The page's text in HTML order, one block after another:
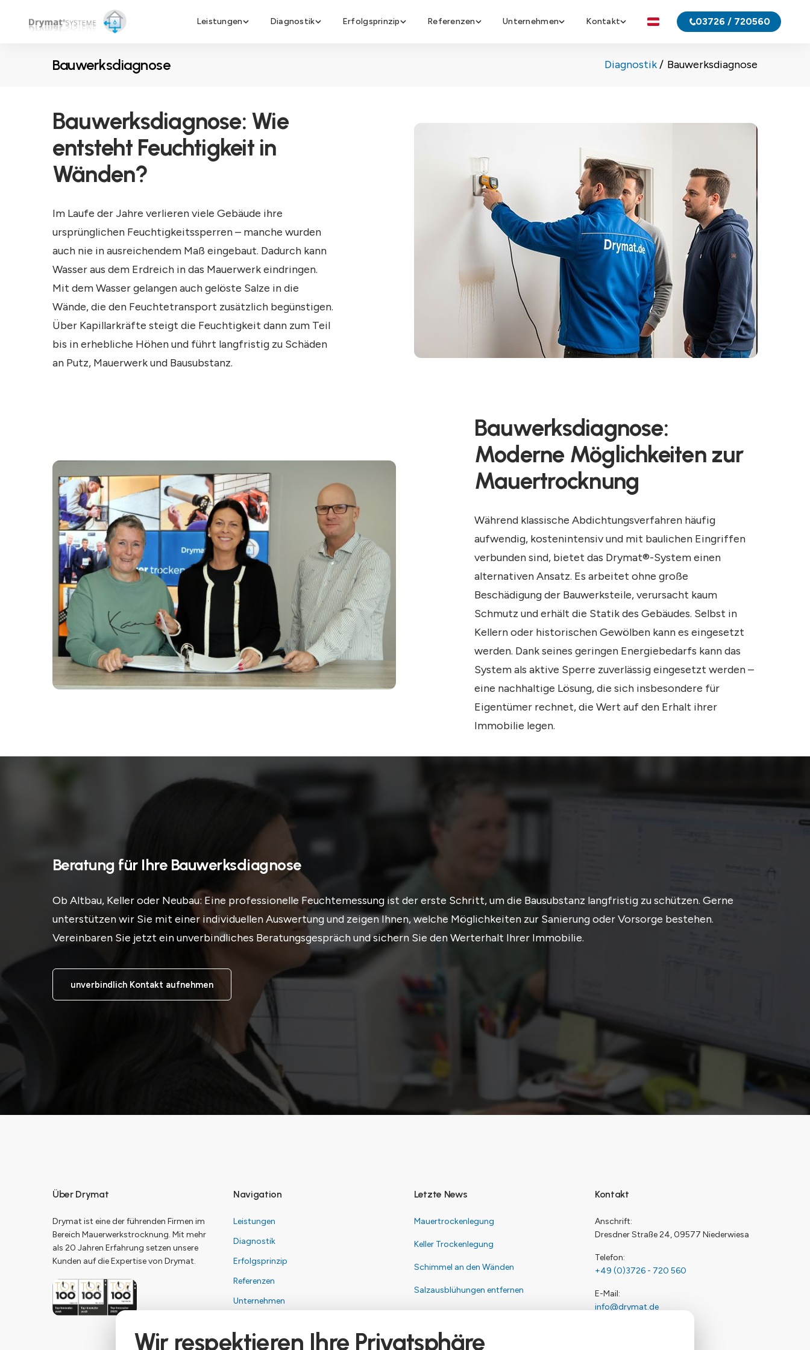
Leistungen Diagnostik Erfolgsprinzip Referenzen Unternehmen Kontakt 03726 / 720560
Bauwerksdiagnose Diagnostik Bauwerksdiagnose
Bauwerksdiagnose: Wie
entsteht Feuchtigkeit in
Wänden?
Im Laufe der Jahre verlieren viele Gebäude ihre
ursprünglichen Feuchtigkeitssperren – manche wurden
auch nie in ausreichendem Maß eingebaut. Dadurch kann
Wasser aus dem Erdreich in das Mauerwerk eindringen.
Mit dem Wasser gelangen auch gelöste Salze in die
Wände, die den Feuchtetransport zusätzlich begünstigen.
Über Kapillarkräfte steigt die Feuchtigkeit dann zum Teil
bis in erhebliche Höhen und führt langfristig zu Schäden
an Putz, Mauerwerk und Bausubstanz.
Bauwerksdiagnose:
Moderne Möglichkeiten zur
Mauertrocknung
Während klassische Abdichtungsverfahren häufig
aufwendig, kostenintensiv und mit baulichen Eingriffen
verbunden sind, bietet das Drymat®-System einen
alternativen Ansatz. Es arbeitet ohne große
Beschädigung der Bauwerksteile, verursacht kaum
Schmutz und erhält die Statik des Gebäudes. Selbst in
Kellern oder historischen Gewölben kann es eingesetzt
werden. Dank seines geringen Energiebedarfs kann das
System als aktive Sperre zuverlässig eingesetzt werden –
eine nachhaltige Lösung, die sich insbesondere für
Eigentümer rechnet, die Wert auf den Erhalt ihrer
Immobilie legen.
Beratung für Ihre Bauwerksdiagnose
Ob Altbau, Keller oder Neubau: Eine professionelle Feuchtemessung ist der erste Schritt, um die Bausubstanz langfristig zu schützen. Gerne
unterstützen wir Sie mit einer individuellen Auswertung und zeigen Ihnen, welche Möglichkeiten zur Sanierung oder Vorsorge bestehen.
Vereinbaren Sie jetzt ein unverbindliches Beratungsgespräch und sichern Sie den Werterhalt Ihrer Immobilie.
unverbindlich Kontakt aufnehmen
Über Drymat
Drymat ist eine der führenden Firmen im
Bereich Mauerwerkstrocknung. Mit mehr
als 20 Jahren Erfahrung setzen unsere
Kunden auf die Expertise von Drymat.
Navigation
Leistungen
Diagnostik
Erfolgsprinzip
Referenzen
Unternehmen
Impressum
Letzte News
Mauertrockenlegung
Keller Trockenlegung
Schimmel an den Wänden
Salzausblühungen entfernen
Kontakt
Anschrift
Dresdner Straße 24, 09577 Niederwiesa
Telefon
+49 (0)3726 - 720 560
E-Mail
info@drymat.de
Wir respektieren Ihre Privatsphäre